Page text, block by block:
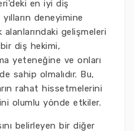
en iyi diş
deneyimine
gelişmeleri
diş hekimi,
yeteneğine ve onları
sahip olmalıdır. Bu,
rahat hissetmelerini
olumlu yönde etkiler.
belirleyen bir diğer